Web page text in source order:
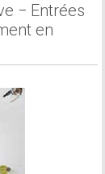
− Entrées
en